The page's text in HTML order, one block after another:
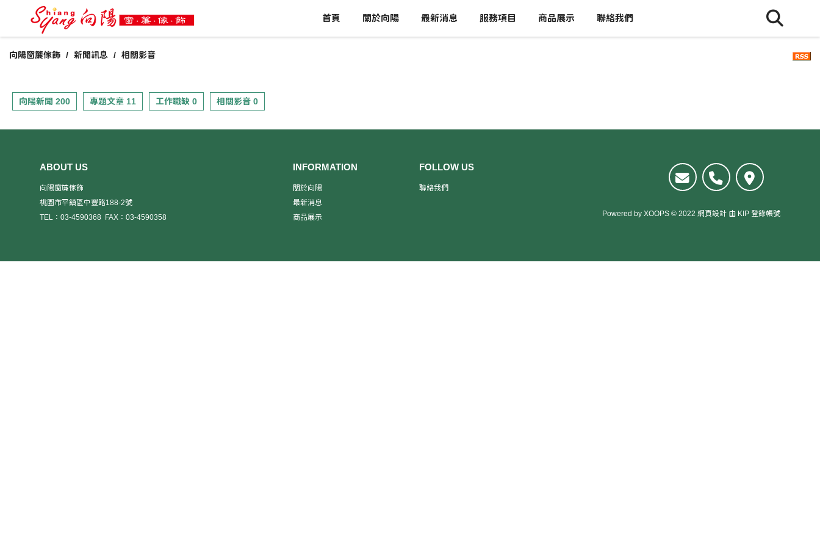
首頁 關於向陽 最新消息 服務項目 商品展示 聯絡我們
向陽窗簾傢飾 新聞訊息 相關影音
向陽新聞 200 專題文章 11 工作職缺 0 相關影音 0
ABOUT US
向陽窗簾傢飾
桃園市平鎮區中豐路188-2號
TEL：03-4590368
FAX：03-4590358
INFORMATION
關於向陽
最新消息
商品展示
FOLLOW US
聯絡我們
Powered by XOOPS© 2022 網頁設計由 KIP 登錄帳號